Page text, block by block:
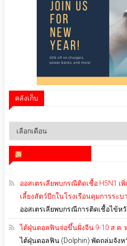
คลังเก็บ
คลัง
ออสเตรเลียพบกรณีติดเชื้อ H5N1 เพิ่
เลี้ยงสัตว์ปีกในโรงเรือนคุมการระบ
ออสเตรเลียพบกรณีการติดเชื้อไข้ห
ไต้ฝุ่นดอลฟินจ่อขึ้นฝั่งจีน 9-10 ส.ค
ไต้ฝุ่นดอลฟิน (Dolphin) พัดถล่มจัง